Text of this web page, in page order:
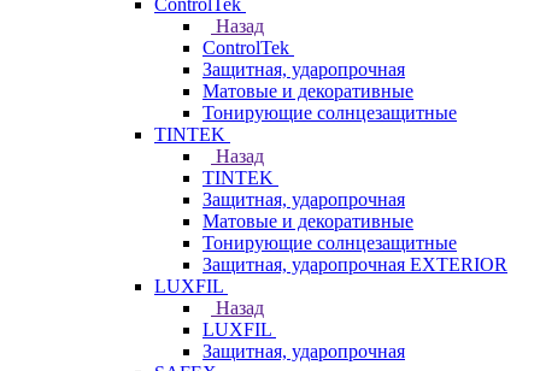
ControlTek
Назад
ControlTek
Защитная, ударопрочная
Матовые и декоративные
Тонирующие солнцезащитные
TINTEK
Назад
TINTEK
Защитная, ударопрочная
Матовые и декоративные
Тонирующие солнцезащитные
Защитная, ударопрочная EXTERIOR
LUXFIL
Назад
LUXFIL
Защитная, ударопрочная